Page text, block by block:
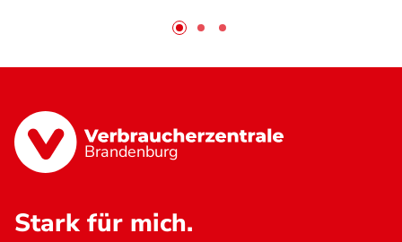
Brandenburg
Stark für mich.